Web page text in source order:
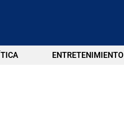
ENTRETENIMIENTO